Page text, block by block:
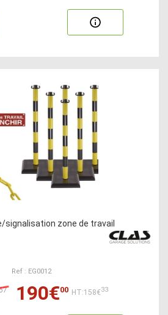
signalisation zone de travail
Ref : EG0012
190€00 HT:158€33